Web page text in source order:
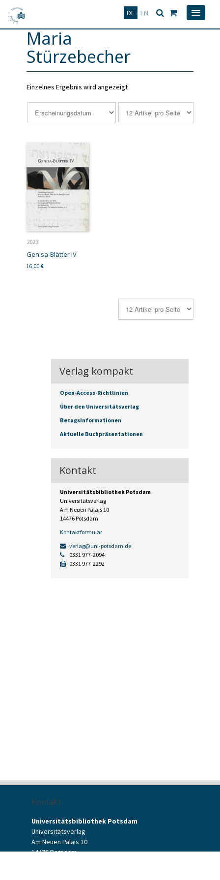
DE EN
Deutsch
Maria
Stürzebecher
Einzelnes Ergebnis wird angezeigt
2023
Genisa-Blätter IV
16,00 €
Verlag kompakt
Open-Access-Richtlinien
Über den Universitätsverlag
Bezugsinformationen
Aktuelle Buchpräsentationen
Kontakt
Universitätsbibliothek Potsdam
Universitätsverlag
Am Neuen Palais 10
14476 Potsdam
Kontaktformular
verlag@uni-potsdam.de
0331 977-2094
0331 977-2292
Kontakt
Universitätsbibliothek Potsdam
Universitätsverlag
Am Neuen Palais 10
14476 Potsdam